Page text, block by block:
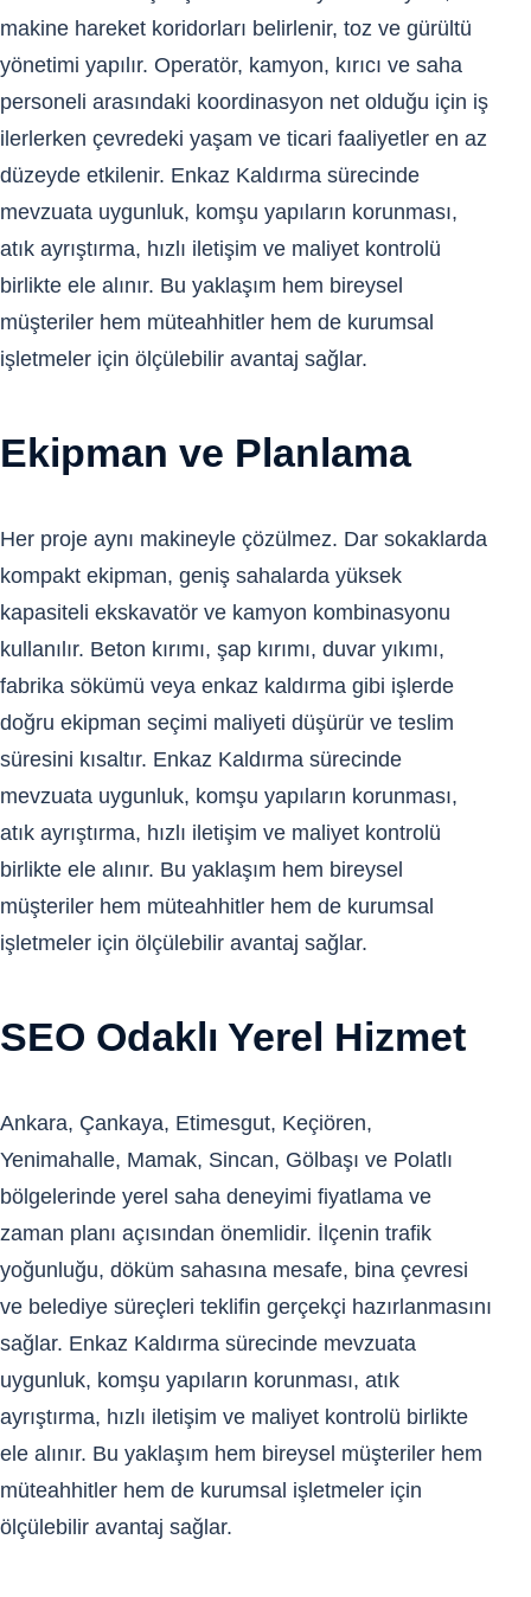
makine hareket koridorları belirlenir, toz ve gürültü
yönetimi yapılır. Operatör, kamyon, kırıcı ve saha
personeli arasındaki koordinasyon net olduğu için iş
ilerlerken çevredeki yaşam ve ticari faaliyetler en az
düzeyde etkilenir. Enkaz Kaldırma sürecinde
mevzuata uygunluk, komşu yapıların korunması,
atık ayrıştırma, hızlı iletişim ve maliyet kontrolü
birlikte ele alınır. Bu yaklaşım hem bireysel
müşteriler hem müteahhitler hem de kurumsal
işletmeler için ölçülebilir avantaj sağlar.
Ekipman ve Planlama
Her proje aynı makineyle çözülmez. Dar sokaklarda
kompakt ekipman, geniş sahalarda yüksek
kapasiteli ekskavatör ve kamyon kombinasyonu
kullanılır. Beton kırımı, şap kırımı, duvar yıkımı,
fabrika sökümü veya enkaz kaldırma gibi işlerde
doğru ekipman seçimi maliyeti düşürür ve teslim
süresini kısaltır. Enkaz Kaldırma sürecinde
mevzuata uygunluk, komşu yapıların korunması,
atık ayrıştırma, hızlı iletişim ve maliyet kontrolü
birlikte ele alınır. Bu yaklaşım hem bireysel
müşteriler hem müteahhitler hem de kurumsal
işletmeler için ölçülebilir avantaj sağlar.
SEO Odaklı Yerel Hizmet
Ankara, Çankaya, Etimesgut, Keçiören,
Yenimahalle, Mamak, Sincan, Gölbaşı ve Polatlı
bölgelerinde yerel saha deneyimi fiyatlama ve
zaman planı açısından önemlidir. İlçenin trafik
yoğunluğu, döküm sahasına mesafe, bina çevresi
ve belediye süreçleri teklifin gerçekçi hazırlanmasını
sağlar. Enkaz Kaldırma sürecinde mevzuata
uygunluk, komşu yapıların korunması, atık
ayrıştırma, hızlı iletişim ve maliyet kontrolü birlikte
ele alınır. Bu yaklaşım hem bireysel müşteriler hem
müteahhitler hem de kurumsal işletmeler için
ölçülebilir avantaj sağlar.